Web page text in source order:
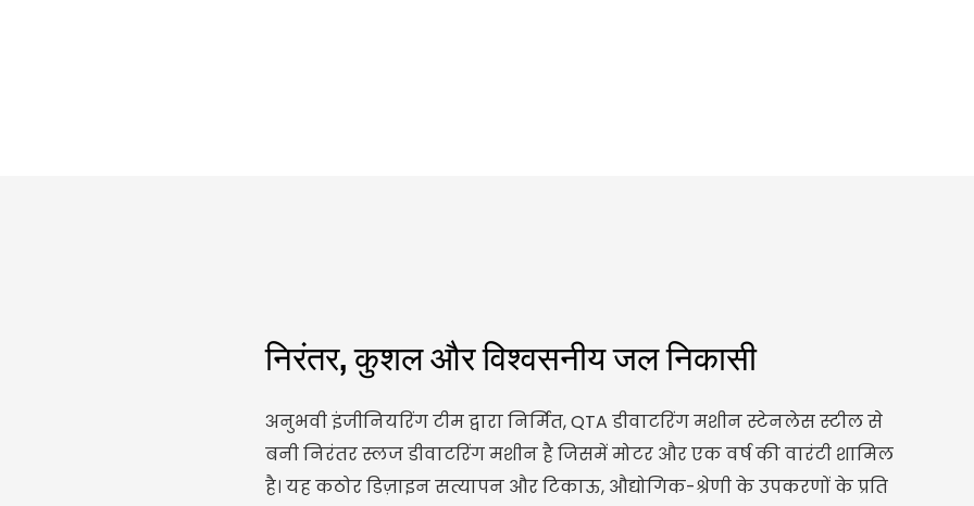
निरंतर, कुशल और विश्वसनीय जल निकासी
अनुभवी इंजीनियरिंग टीम द्वारा निर्मित, QTA डीवाटरिंग मशीन स्टेनलेस स्टील से
बनी निरंतर स्लज डीवाटरिंग मशीन है जिसमें मोटर और एक वर्ष की वारंटी शामिल
है। यह कठोर डिज़ाइन सत्यापन और टिकाऊ, औद्योगिक-श्रेणी के उपकरणों के प्रति